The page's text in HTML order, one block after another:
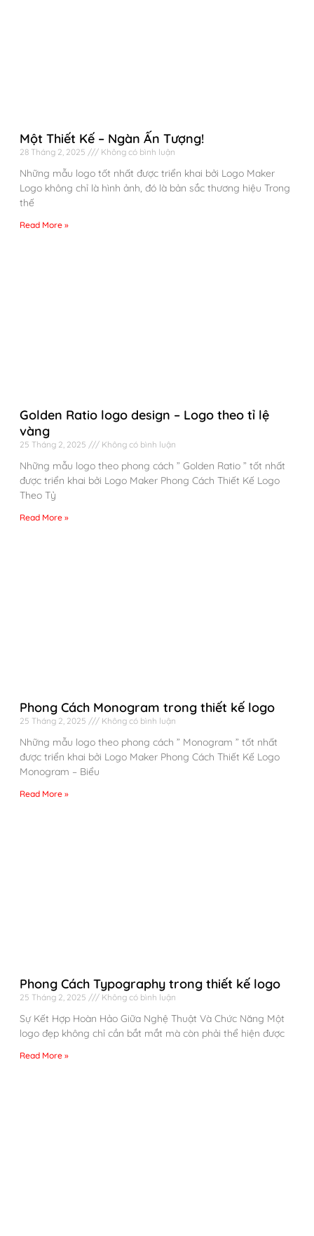
Một Thiết Kế – Ngàn Ấn Tượng!
28 Tháng 2, 2025 Không có bình luận
Những mẫu logo tốt nhất được triển khai bởi Logo Maker
Logo không chỉ là hình ảnh, đó là bản sắc thương hiệu Trong
thế
Read More »
Golden Ratio logo design – Logo theo tỉ lệ
vàng
25 Tháng 2, 2025 Không có bình luận
Những mẫu logo theo phong cách ” Golden Ratio ” tốt nhất
được triển khai bởi Logo Maker Phong Cách Thiết Kế Logo
Theo Tỷ
Read More »
Phong Cách Monogram trong thiết kế logo
25 Tháng 2, 2025 Không có bình luận
Những mẫu logo theo phong cách ” Monogram ” tốt nhất
được triển khai bởi Logo Maker Phong Cách Thiết Kế Logo
Monogram – Biểu
Read More »
Phong Cách Typography trong thiết kế logo
25 Tháng 2, 2025 Không có bình luận
Sự Kết Hợp Hoàn Hảo Giữa Nghệ Thuật Và Chức Năng Một
logo đẹp không chỉ cần bắt mắt mà còn phải thể hiện được
Read More »